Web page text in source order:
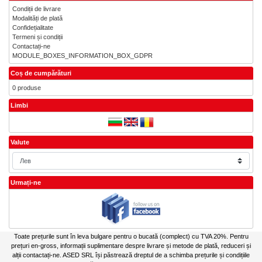
Condiții de livrare
Modalități de plată
Confidețialitate
Termeni și condiții
Contactați-ne
MODULE_BOXES_INFORMATION_BOX_GDPR
Coș de cumpărături
0 produse
Limbi
Valute
Urmați-ne
Toate prețurile sunt în leva bulgare pentru o bucată (complect) cu TVA 20%. Pentru
prețuri en-gross, informații suplimentare despre livrare și metode de plată, reduceri și
alții contactați-ne. ASED SRL își păstrează dreptul de a schimba prețurile și condițiile